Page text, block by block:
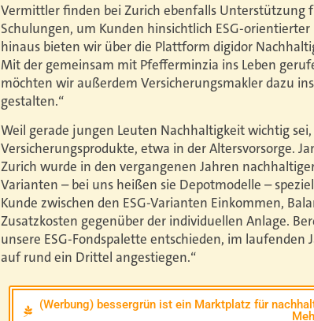
Vermittler finden bei Zurich ebenfalls Unterstützung
Schulungen, um Kunden hinsichtlich ESG-
hinaus bieten wir über die Plattform digidor
Mit der gemeinsam mit Pfefferminzia ins Leben
möchten wir außerdem Versicherungsmakler dazu
gestalten.“
Weil gerade jungen Leuten Nachhaltigkeit wichtig
Versicherungsprodukte, etwa in der Altersvorsorge.
Zurich wurde in den vergangenen Jahren
Varianten – bei uns heißen sie Depotmodelle –
Kunde zwischen den ESG-Varianten Einkommen,
Zusatzkosten gegenüber der individuellen Anlage.
unsere ESG-Fondspalette entschieden, im laufenden
auf rund ein Drittel angestiegen.“
(Werbung) bessergrün ist ein Marktplatz für